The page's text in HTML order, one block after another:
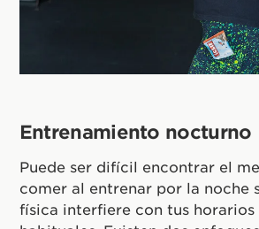
Entrenamiento nocturno
Puede ser difícil encontrar el
comer al entrenar por la noche
física interfiere con tus horarios